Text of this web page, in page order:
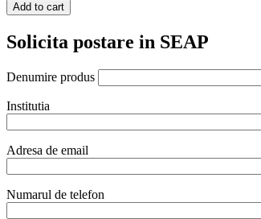
Add to cart
Solicita postare in SEAP
Denumire produs
Institutia
Adresa de email
Numarul de telefon